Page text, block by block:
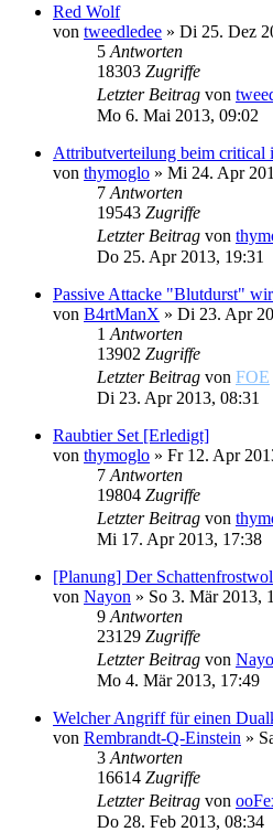
Red Wolf
von tweedledee » Di 25. Dez
5 Antworten
18303 Zugriffe
Letzter Beitrag von
Mo 6. Mai 2013, 09:02
Attributverteilung beim critical
von thymoglo » Mi 24. Apr
7 Antworten
19543 Zugriffe
Letzter Beitrag von
Do 25. Apr 2013, 19:31
Passive Attacke "Blutdurst"
von B4rtManX » Di 23. Apr
1 Antworten
13902 Zugriffe
Letzter Beitrag von FOE
Di 23. Apr 2013, 08:31
Raubtier Set [Erledigt]
von thymoglo » Fr 12. Apr
7 Antworten
19804 Zugriffe
Letzter Beitrag von
Mi 17. Apr 2013, 17:38
[Planung] Der
von Nayon » So 3. Mär 2013,
9 Antworten
23129 Zugriffe
Letzter Beitrag von
Mo 4. Mär 2013, 17:49
Welcher Angriff für einen
von Rembrandt-Q-Einstein »
3 Antworten
16614 Zugriffe
Letzter Beitrag von
Do 28. Feb 2013, 08:34